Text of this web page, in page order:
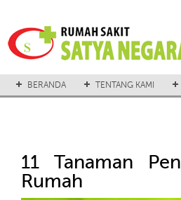
BERANDA TENTANG KAMI
11 Tanaman
Rumah